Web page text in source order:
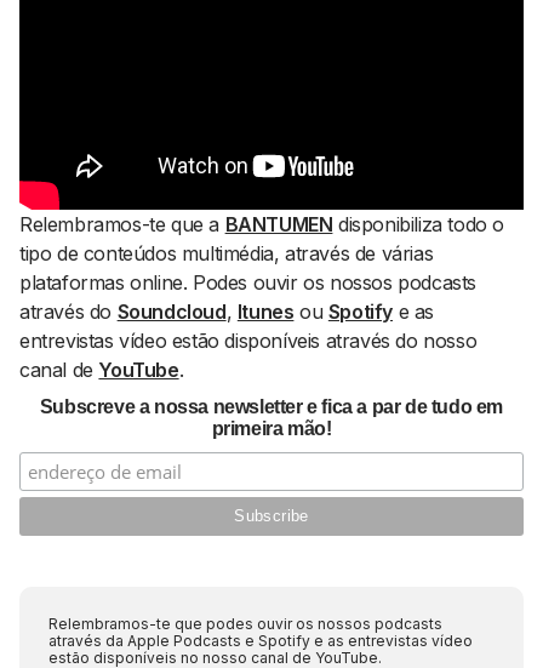
Relembramos-te que a BANTUMEN disponibiliza todo o
tipo de conteúdos multimédia, através de várias
plataformasonline. Podes ouvir os nossos podcasts
através do Soundcloud, Itunes ou Spotify e as
entrevistas vídeo estão disponíveis através do nosso
canal de YouTube.
Subscreve a nossa newsletter e fica a par de tudo em
primeira mão!
Relembramos-te que podes ouvir os nossos podcasts
através da Apple Podcasts e Spotify e as entrevistas vídeo
estão disponíveis no nosso canal de YouTube.